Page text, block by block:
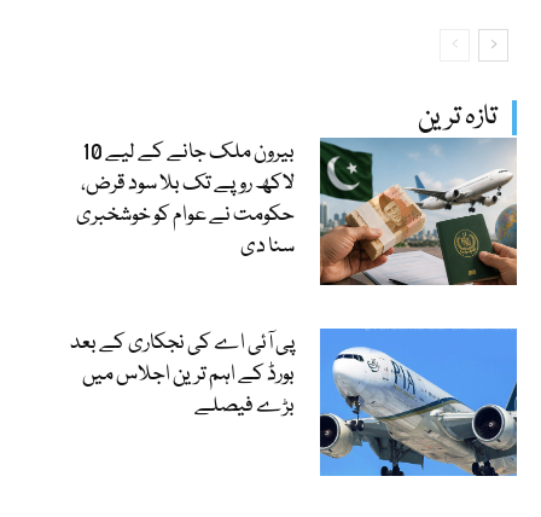
تازہ ترین
بیرون ملک جانے کے لیے 10
لاکھ روپے تک بلا سود قرض،
حکومت نے عوام کو خوشخبری
سنا دی
پی آئی اے کی نجکاری کے بعد
بورڈ کے اہم ترین اجلاس میں
بڑے فیصلے